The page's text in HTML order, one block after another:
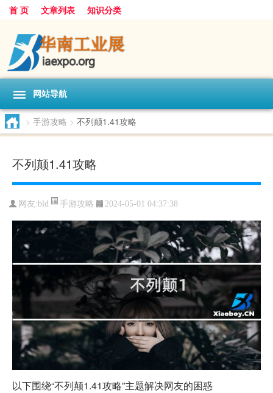
首 页 文章列表 知识分类
网站导航
> 手游攻略 > 不列颠1.41攻略
不列颠1.41攻略
网友:bld 手游攻略 2024-05-01 04:37:38
以下围绕“不列颠1.41攻略”主题解决网友的困惑